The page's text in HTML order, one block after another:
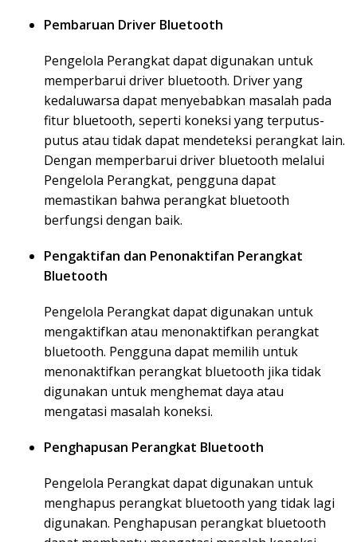
Pembaruan Driver Bluetooth
Pengelola Perangkat dapat digunakan untuk
memperbarui driver bluetooth. Driver yang
kedaluwarsa dapat menyebabkan masalah pada
fitur bluetooth, seperti koneksi yang terputus-
putus atau tidak dapat mendeteksi perangkat lain.
Dengan memperbarui driver bluetooth melalui
Pengelola Perangkat, pengguna dapat
memastikan bahwa perangkat bluetooth
berfungsi dengan baik.
Pengaktifan dan Penonaktifan Perangkat
Bluetooth
Pengelola Perangkat dapat digunakan untuk
mengaktifkan atau menonaktifkan perangkat
bluetooth. Pengguna dapat memilih untuk
menonaktifkan perangkat bluetooth jika tidak
digunakan untuk menghemat daya atau
mengatasi masalah koneksi.
Penghapusan Perangkat Bluetooth
Pengelola Perangkat dapat digunakan untuk
menghapus perangkat bluetooth yang tidak lagi
digunakan. Penghapusan perangkat bluetooth